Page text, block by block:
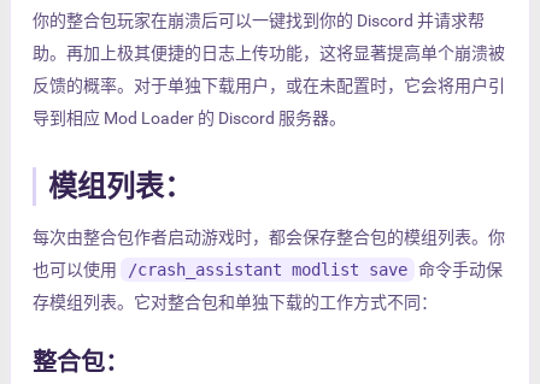
你的整合包玩家在崩溃后可以一键找到你的 Discord 并请求帮
助。再加上极其便捷的日志上传功能，这将显著提高单个崩溃被
反馈的概率。对于单独下载用户，或在未配置时，它会将用户引
导到相应 Mod Loader 的 Discord 服务器。
模组列表：
每次由整合包作者启动游戏时，都会保存整合包的模组列表。你
也可以使用
/crash_assistant modlist save 命令手动保
存模组列表。它对整合包和单独下载的工作方式不同：
整合包：